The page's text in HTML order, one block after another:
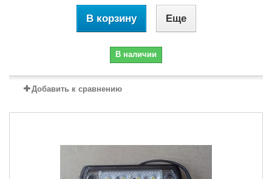
В корзину Еще
В наличии
Добавить к сравнению